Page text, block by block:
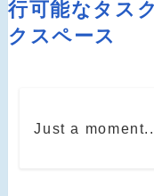
行可能なタス
クスペース
Just a